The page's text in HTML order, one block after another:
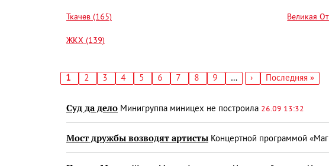
Ткачев (165) Великая
ЖКХ (139)
Текущая
1 Страница
2 Страница
3 Страница
4 Страница
5 Страница
6 Страница
7 Страница
8 Страница
9 …
Следующая
›
Последняя
Последняя »
Суд да дело Мини­группа мини­цех не построила 26.09 13:32
Мост дружбы возводят артисты Концертной программой